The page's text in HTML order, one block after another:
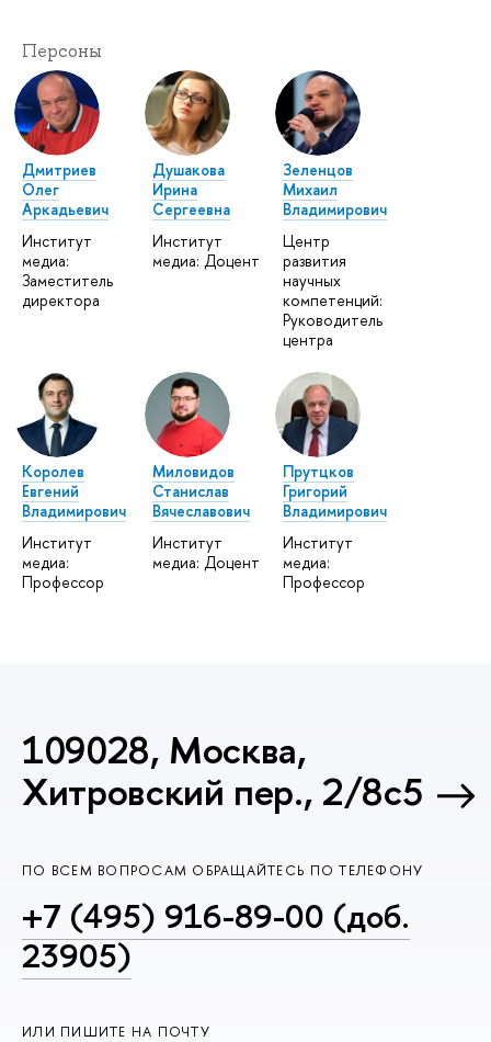
Персоны
Дмитриев
Олег
Аркадьевич
Институт
медиа:
Заместитель
директора
Душакова
Ирина
Сергеевна
Институт
медиа: Доцент
Зеленцов
Михаил
Владимирович
Центр
развития
научных
компетенций:
Руководитель
центра
Королев
Евгений
Владимирович
Институт
медиа:
Профессор
Миловидов
Станислав
Вячеславович
Институт
медиа: Доцент
Прутцков
Григорий
Владимирович
Институт
медиа:
Профессор
109028, Москва,
Хитровский пер., 2/8с5
ПО ВСЕМ ВОПРОСАМ ОБРАЩАЙТЕСЬ ПО ТЕЛЕФОНУ
+7 (495) 916-89-00 (доб.
23905)
ИЛИ ПИШИТЕ НА ПОЧТУ